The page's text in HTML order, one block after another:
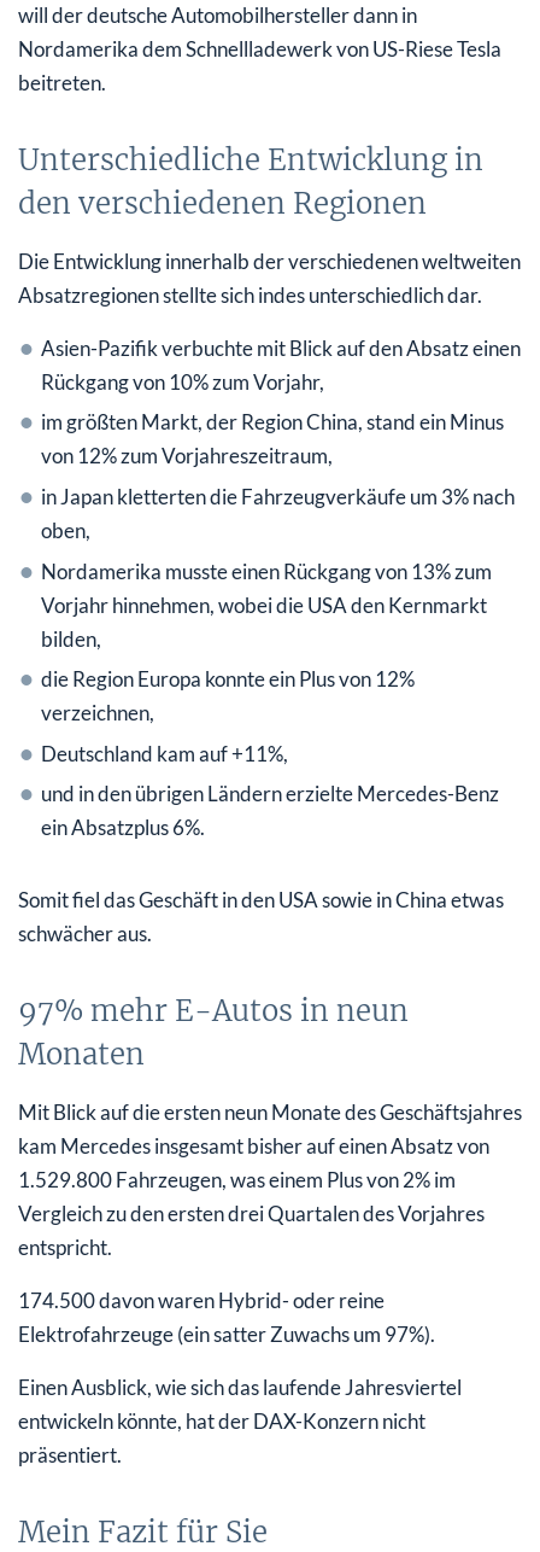
will der deutsche Automobilhersteller dann in
Nordamerika dem Schnellladewerk von US-Riese Tesla
beitreten.
Unterschiedliche Entwicklung in
den verschiedenen Regionen
Die Entwicklung innerhalb der verschiedenen weltweiten
Absatzregionen stellte sich indes unterschiedlich dar.
Asien-Pazifik verbuchte mit Blick auf den Absatz einen
Rückgang von 10% zum Vorjahr,
im größten Markt, der Region China, stand ein Minus
von 12% zum Vorjahreszeitraum,
in Japan kletterten die Fahrzeugverkäufe um 3% nach
oben,
Nordamerika musste einen Rückgang von 13% zum
Vorjahr hinnehmen, wobei die USA den Kernmarkt
bilden,
die Region Europa konnte ein Plus von 12%
verzeichnen,
Deutschland kam auf +11%,
und in den übrigen Ländern erzielte Mercedes-Benz
ein Absatzplus 6%.
Somit fiel das Geschäft in den USA sowie in China etwas
schwächer aus.
97% mehr E-Autos in neun
Monaten
Mit Blick auf die ersten neun Monate des Geschäftsjahres
kam Mercedes insgesamt bisher auf einen Absatz von
1.529.800 Fahrzeugen, was einem Plus von 2% im
Vergleich zu den ersten drei Quartalen des Vorjahres
entspricht.
174.500 davon waren Hybrid- oder reine
Elektrofahrzeuge (ein satter Zuwachs um 97%).
Einen Ausblick, wie sich das laufende Jahresviertel
entwickeln könnte, hat der DAX-Konzern nicht
präsentiert.
Mein Fazit für Sie